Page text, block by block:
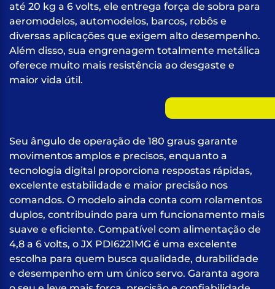
até 20 kg a 6 volts, ele entrega força de sobra para
aeromodelos, automodelos, barcos, robôs e
diversas aplicações que exigem alto desempenho.
Além disso, sua engrenagem totalmente metálica
oferece muito mais resistência ao desgaste e
maior vida útil.
Seu ângulo de operação de 180 graus garante
movimentos amplos e precisos, enquanto a
tecnologia digital proporciona respostas rápidas,
excelente estabilidade e maior precisão nos
comandos. O modelo ainda conta com rolamentos
duplos, contribuindo para um funcionamento mais
suave e eficiente. Compatível com alimentação de
4,8 a 6 volts, o JX PDI6221MG é uma excelente
escolha para quem busca qualidade, durabilidade
e desempenho em um único servo. Garanta agora